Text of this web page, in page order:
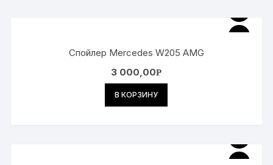
Спойлер Mercedes W205 AMG
3 000,00Р
В КОРЗИНУ